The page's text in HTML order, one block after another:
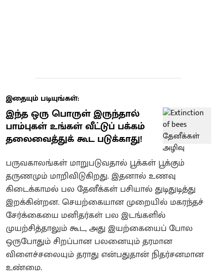
இதையும் படியுங்கள்:
இந்த ஒரு பொருள் இருந்தால்
பாம்புகள் உங்கள் வீட்டுப் பக்கம்
தலைவைத்துக் கூட படுக்காது!
பருவகாலங்கள் மாறுபடுவதால் பூக்கள் பூக்கும்
தருணமும் மாறிவிடுகிறது. இதனால் உணவு
கிடைக்காமல் பல தேனீக்கள் பசியால் துடிதுடித்து
இறக்கின்றன. செயற்கையான முறையில் மகரந்தச்
சேர்க்கையை மனிதர்கள் பல இடங்களில்
முயற்சித்தாலும் கூட, அது இயற்கையைப் போல
ஒருபோதும் சிறப்பான பலனையும் தரமான
விளைச்சலையும் தராது என்பதுதான் நிதர்சனமான
உண்மை.